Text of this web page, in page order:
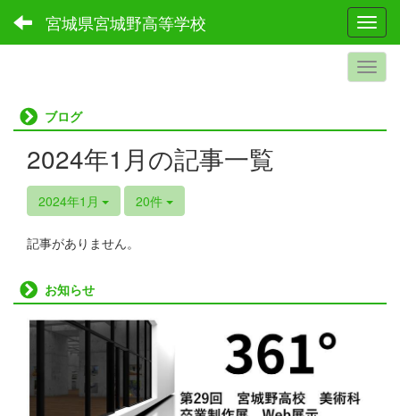
宮城県宮城野高等学校
ブログ
2024年1月の記事一覧
2024年1月 20件
記事がありません。
お知らせ